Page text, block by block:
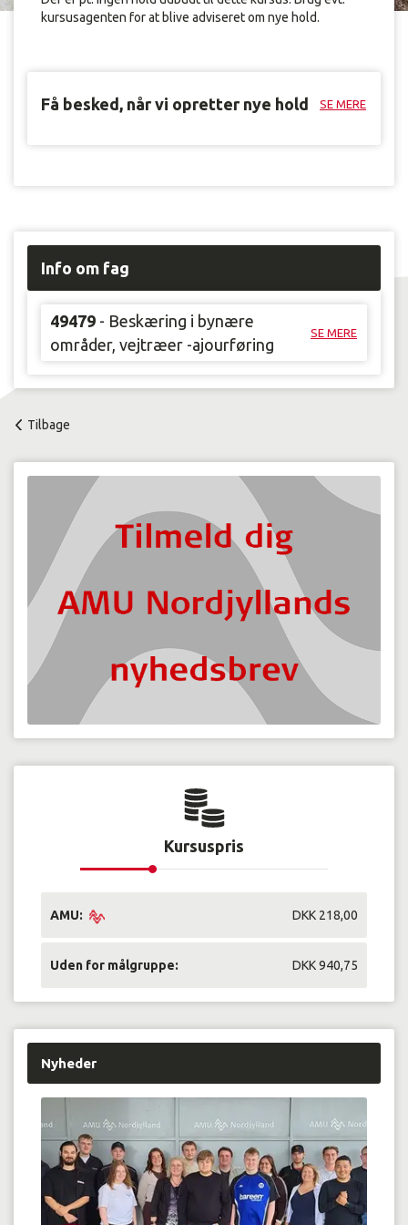
kursusagenten for at blive adviseret om nye hold.
Få besked, når vi opretter nye hold SE MERE
Info om fag
49479 - Beskæring i bynære
områder, vejtræer -ajourføring
SE MERE
Tilbage
Kursuspris
AMU: DKK 218,00
Uden for målgruppe: DKK 940,75
Nyheder